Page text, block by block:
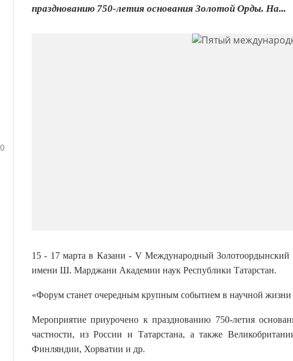
0
празднованию 750-летия основания Золотой Орды. На...
15 - 17 марта в Казани - V Международный Золотоордынский
имени Ш. Марджани Академии наук Республики Татарстан.
«Форум станет очередным крупным событием в научной жизни
Мероприятие приурочено к празднованию 750-летия
частности, из России и Татарстана, а также
Финляндии, Хорватии и др.